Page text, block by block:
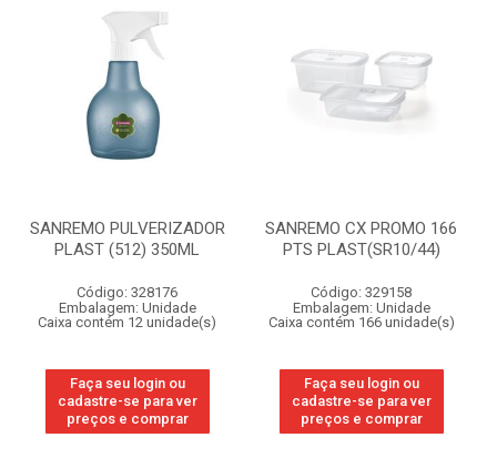
SANREMO PULVERIZADOR
PLAST (512) 350ML
Código: 328176
Embalagem: Unidade
Caixa contém 12 unidade(s)
Faça seu login ou
cadastre-se para ver
preços e comprar
SANREMO CX PROMO 166
PTS PLAST(SR10/44)
Código: 329158
Embalagem: Unidade
Caixa contém 166 unidade(s)
Faça seu login ou
cadastre-se para ver
preços e comprar